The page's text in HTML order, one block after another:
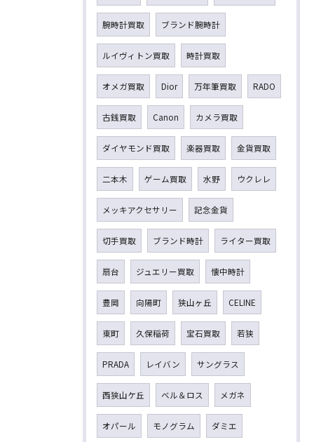
腕時計買取 ブランド腕時計
ルイヴィトン買取 時計買取
オメガ買取 Dior 万年筆買取 RADO
古銭買取 Canon カメラ買取
ダイヤモンド買取 楽器買取 金貨買取
二本木 ゲーム買取 水野 ウクレレ
メッキアクセサリー 記念金貨
切手買取 ブランド時計 ライター買取
扇台 ジュエリー買取 懐中時計
豊岡 向陽町 狭山ヶ丘 CELINE
東町 久保稲荷 宝石買取 若狭
PRADA レイバン サングラス
西狭山ケ丘 ベル＆ロス メガネ
オパール モノグラム ダミエ